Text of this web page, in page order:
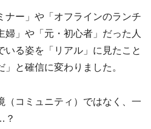
ナー」や「オフラインのランチ
婦」や「元・初心者」だった人
いる姿を「リアル」に見たこと
と確信に変わりました。
（コミュニティ）ではなく、一
？